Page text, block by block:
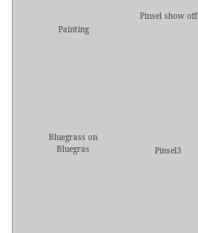
Painting
Pinsel show off
Bluegrass on
Bluegras
Pinsel3